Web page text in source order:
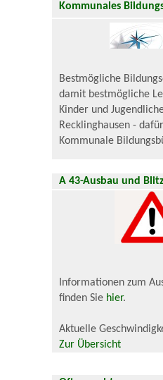
Kommunales
Bestmögliche
damit bestmögliche
Kinder und
Recklinghausen -
Kommunale
A 43-Ausbau und
Informationen zum
finden Sie hier.
Aktuelle
Zur Übersicht